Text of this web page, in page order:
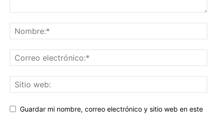
Guardar mi nombre, correo electrónico y sitio web en este